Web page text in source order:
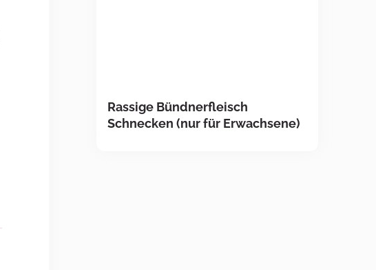
Rassige Bündnerfleisch
Schnecken (nur für Erwachsene)